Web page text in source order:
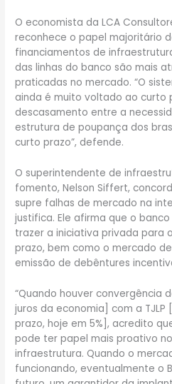
O economista da LCA
reconhece o papel majoritário
financiamentos de
das linhas do banco são mais
praticadas no mercado. “O
ainda é muito voltado ao curto
descasamento entre a
estrutura de poupança dos
curto prazo”, defende.
O superintendente de
fomento, Nelson Siffert,
supre falhas de mercado na
justifica. Ele afirma que o
trazer a iniciativa privada para
prazo, bem como o mercado
emissão de debêntures
“Quando houver convergência
juros da economia] com a
prazo, hoje em 5%], acredito
pode ter papel mais proativo
infraestrutura. Quando o
funcionando, eventualmente o